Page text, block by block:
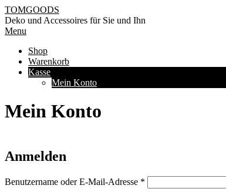
Skip
to
content
TOMGOODS
Deko und Accessoires für Sie und Ihn
Primary
Menu
Menu
Shop
Warenkorb
Kasse
Mein Konto
Mein Konto
Anmelden
Benutzername oder E-Mail-Adresse *